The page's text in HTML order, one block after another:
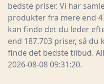
bedste priser. Vi har
produkter fra mere end
kan finde det du leder
end 187.703 priser, så
finde det bedste tilbud.
2026-08-08 09:31:20.